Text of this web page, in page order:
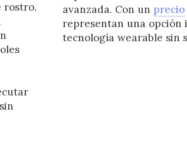
rostro.
avanzada. Con un precio
representan una opción
tecnología wearable sin